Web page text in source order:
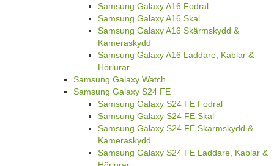
Samsung Galaxy A16 Fodral
Samsung Galaxy A16 Skal
Samsung Galaxy A16 Skärmskydd &
Kameraskydd
Samsung Galaxy A16 Laddare, Kablar &
Hörlurar
Samsung Galaxy Watch
Samsung Galaxy S24 FE
Samsung Galaxy S24 FE Fodral
Samsung Galaxy S24 FE Skal
Samsung Galaxy S24 FE Skärmskydd &
Kameraskydd
Samsung Galaxy S24 FE Laddare, Kablar &